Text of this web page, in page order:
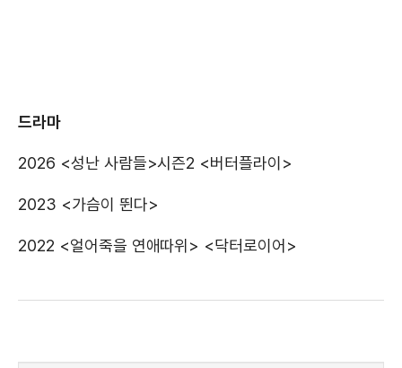
드라마
2026 <성난 사람들>시즌2 <버터플라이>
2023 <가슴이 뛴다>
2022 <얼어죽을 연애따위> <닥터로이어>